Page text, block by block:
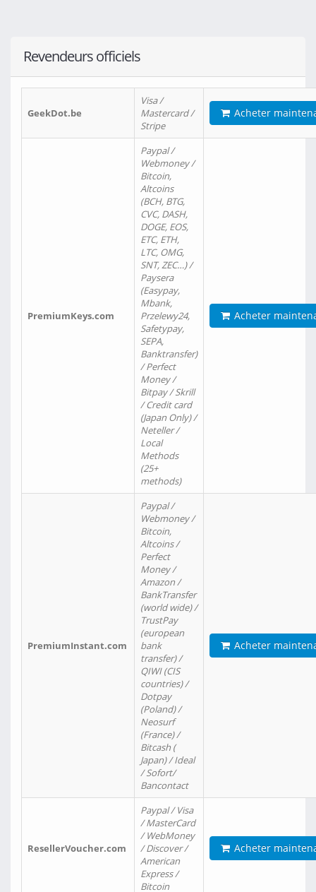
Revendeurs officiels
GeekDot.be
Visa /
Mastercard /
Stripe
Acheter
PremiumKeys.com
Paypal /
Webmoney /
Bitcoin,
Altcoins
(BCH, BTG,
CVC, DASH,
DOGE, EOS,
ETC, ETH,
LTC, OMG,
SNT, ZEC…) /
Paysera
(Easypay,
Mbank,
Przelewy24,
Safetypay,
SEPA,
Banktransfer)
/ Perfect
Money /
Bitpay / Skrill
/ Credit card
(Japan Only) /
Neteller /
Local
Methods
(25+
methods)
Acheter
PremiumInstant.com
Paypal /
Webmoney /
Bitcoin,
Altcoins /
Perfect
Money /
Amazon /
BankTransfer
(world wide) /
TrustPay
(european
bank
transfer) /
QIWI (CIS
countries) /
Dotpay
(Poland) /
Neosurf
(France) /
Bitcash (
Japan) / Ideal
/ Sofort/
Bancontact
Acheter
ResellerVoucher.com
Paypal / Visa
/ MasterCard
/ WebMoney
/ Discover /
American
Express /
Bitcoin
Acheter